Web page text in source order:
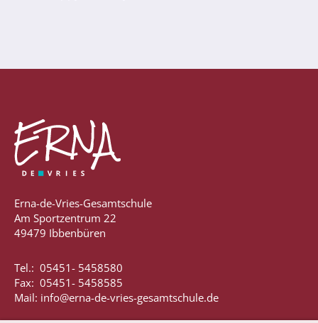
Fremdsprachen
Niederländisch
MINT
Informatik
Inklusion
Fächer
Berufsorientierung
Erna-de-Vries-Gesamtschule
Am Sportzentrum 22
49479 Ibbenbüren
Tel.: 05451- 5458580
Fax: 05451- 5458585
Mail: info@erna-de-vries-gesamtschule.de